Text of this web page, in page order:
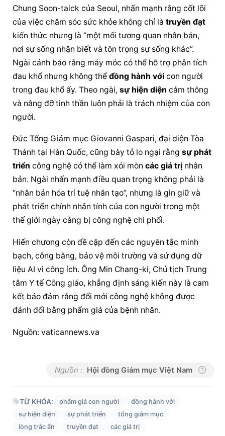
Chung Soon-taick của Seoul, nhấn mạnh rằng cốt lõi
của việc chăm sóc sức khỏe không chỉ là truyền đạt
kiến thức nhưng là “một mối tương quan nhân bản,
nơi sự sống nhận biết và tôn trọng sự sống khác”.
Ngài cảnh báo rằng máy móc có thể hỗ trợ phân tích
đau khổ nhưng không thể đồng hành với con người
trong đau khổ ấy. Theo ngài, sự hiện diện cảm thông
và nâng đỡ tinh thần luôn phải là trách nhiệm của con
người.
Đức Tổng Giám mục Giovanni Gaspari, đại diện Tòa
Thánh tại Hàn Quốc, cũng bày tỏ lo ngại rằng sự phát
triển công nghệ có thể làm xói mòn các giá trị nhân
bản. Ngài nhấn mạnh điều quan trọng không phải là
“nhân bản hóa trí tuệ nhân tạo”, nhưng là gìn giữ và
phát triển chính nhân tính của con người trong một
thế giới ngày càng bị công nghệ chi phối.
Hiến chương còn đề cập đến các nguyên tắc minh
bạch, công bằng, bảo vệ môi trường và sử dụng dữ
liệu AI vì công ích. Ông Min Chang-ki, Chủ tịch Trung
tâm Y tế Công giáo, khẳng định sáng kiến này là cam
kết bảo đảm rằng đổi mới công nghệ không được
đánh đổi bằng phẩm giá của bệnh nhân.
Nguồn: vaticannews.va
Nguồn : Hội đồng Giám mục Việt Nam
TỪ KHÓA: phẩm giá con người
đồng hành với
sự hiện diện
sự phát triển
tổng giám mục
lòng trắc ẩn
truyền đạt các giá trị